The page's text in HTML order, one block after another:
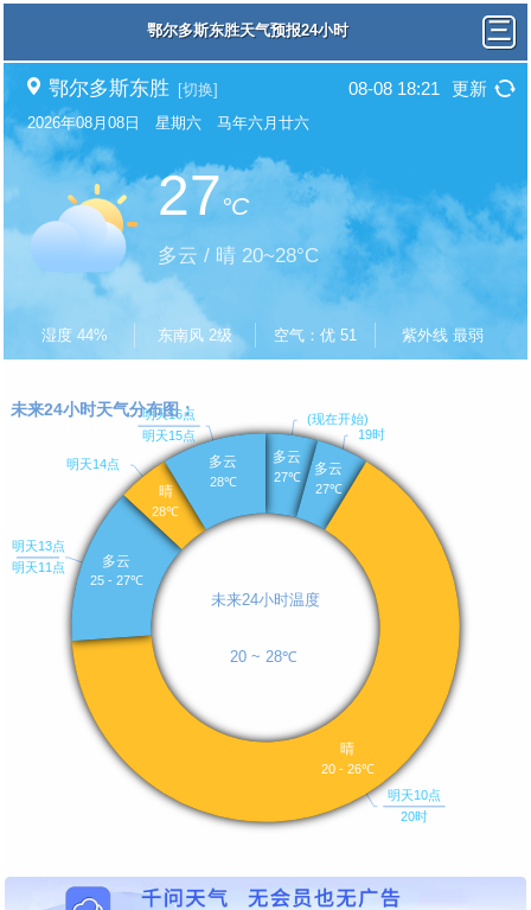
鄂尔多斯东胜天气预报24小时
鄂尔多斯东胜 [切换] 08-08 18:21 更新
2026年08月08日 星期六 马年六月廿六
27°C
多云 / 晴 20~28°C
湿度 44% 东南风 2级 空气：优 51 紫外线 最弱